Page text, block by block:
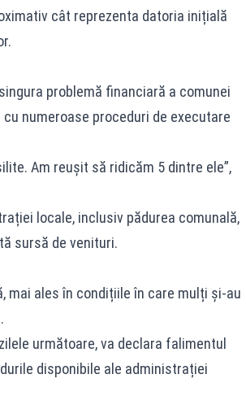
cât reprezenta datoria inițială
problemă financiară a comunei
numeroase proceduri de executare
Am reușit să ridicăm 5 dintre ele”,
locale, inclusiv pădurea comunală,
sursă de venituri.
mai ales în condițiile în care mulți și-au
următoare, va declara falimentul
disponibile ale administrației